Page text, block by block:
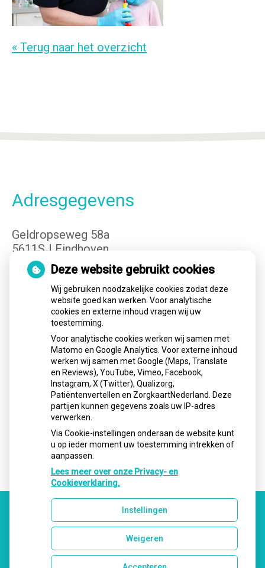
« Terug naar het overzicht
Adresgegevens
Geldropseweg 58a
5611SJ Eindhoven
Tel:040-3400149
E-mail: info@cvteindhoven.nl
Openingstijden
Maandag:
08.00 - 17.00
Dinsdag:
08.00 - 17.00
Woensdag:
08.00 - 17:00
Donderdag:
08.00 - 17.00
Uw Zorg Online|Beheer
Deze website gebruikt cookies
Wij gebruiken noodzakelijke cookies zodat deze
website goed kan werken. Voor analytische
cookies en externe inhoud vragen wij uw
toestemming.
Voor analytische cookies werken wij samen met
Matomo en Google Analytics. Voor externe inhoud
werken wij samen met Google (Maps, Translate
en Reviews), YouTube, Vimeo, Facebook,
Instagram, X (Twitter), Qualizorg,
Patiëntenvertellen en ZorgkaartNederland. Deze
partijen kunnen gegevens zoals uw IP-adres
verwerken.
Via Cookie-instellingen onderaan de website kunt
u op ieder moment uw toestemming intrekken of
aanpassen.
Lees meer over onze Privacy- en
Cookieverklaring.
Instellingen
Weigeren